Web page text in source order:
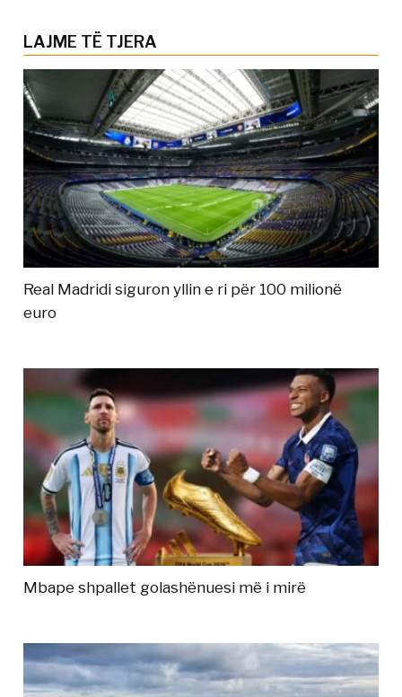
LAJME TË TJERA
Real Madridi siguron yllin e ri për 100 milionë
euro
Mbape shpallet golashënuesi më i mirë